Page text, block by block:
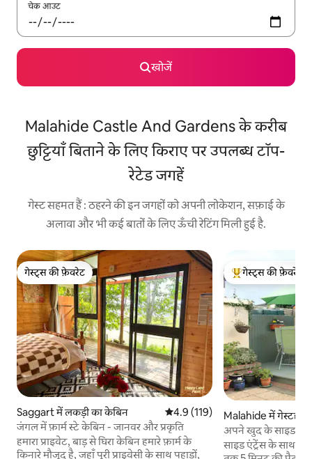
चेक आउट
खोजें
Malahide Castle And Gardens के करीब
छुट्टियाँ बिताने के लिए किराए पर उपलब्ध टॉप-
रेटेड जगहें
गेस्ट सहमत हैं : ठहरने की इन जगहों को अपनी लोकेशन, सफ़ाई के
अलावा और भी कई बातों के लिए ऊँची रेटिंग मिली हुई है.
गेस्ट्स की फ़ेवरेट
गेस्ट्स की फ़ेवरेट
Saggart में लकड़ी का केबिन औसत रेटिंग 5 में से 4.9, 119 समीक्षाएँ
4.9 (119)
जंगल में फ़ार्म स्टे केबिन - जानवर और प्रकृति
हमारा प्राइवेट, बाड़ से घिरा केबिन हमारे फ़ार्म के
किनारे मौजूद है, जहाँ पूरी प्राइवेसी के साथ पहाड़ों,
गेस्ट्स का टॉप फ़ेवरेट
गेस्ट्स की फ़ेवरेट
Malahide में
अपने खुद के साइड
स्टूडियो
साइड एंट्रेंस के साथ